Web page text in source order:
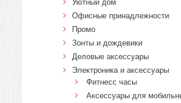
Уютный дом
Офисные принадлежности
Промо
Зонты и дождевики
Деловые аксессуары
Электроника и аксессуары
Фитнесс часы
Аксессуары для